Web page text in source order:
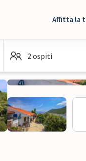
Affitta la
2 ospiti